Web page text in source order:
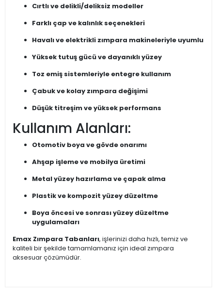
Cırtlı ve delikli/deliksiz modeller
Farklı çap ve kalınlık seçenekleri
Havalı ve elektrikli zımpara makineleriyle uyumlu
Yüksek tutuş gücü ve dayanıklı yüzey
Toz emiş sistemleriyle entegre kullanım
Çabuk ve kolay zımpara değişimi
Düşük titreşim ve yüksek performans
Kullanım Alanları:
Otomotiv boya ve gövde onarımı
Ahşap işleme ve mobilya üretimi
Metal yüzey hazırlama ve çapak alma
Plastik ve kompozit yüzey düzeltme
Boya öncesi ve sonrası yüzey düzeltme
uygulamaları
Emax Zımpara Tabanları, işlerinizi daha hızlı, temiz ve
kaliteli bir şekilde tamamlamanız için ideal zımpara
aksesuar çözümüdür.